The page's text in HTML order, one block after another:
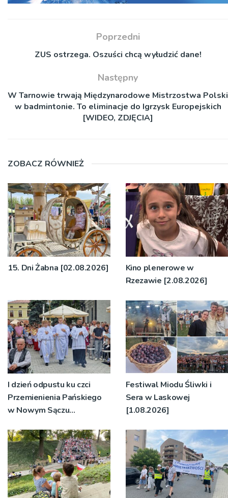
Poprzedni
ZUS ostrzega. Oszuści chcą wyłudzić dane!
Następny
W Tarnowie trwają Międzynarodowe Mistrzostwa Polski
w badmintonie. To eliminacje do Igrzysk Europejskich
[WIDEO, ZDJĘCIA]
ZOBACZ RÓWNIEŻ
15. Dni Żabna [02.08.2026]
Kino plenerowe w
Rzezawie [2.08.2026]
I dzień odpustu ku czci
Przemienienia Pańskiego
w Nowym Sączu
Festiwal Miodu Śliwki i
Sera w Laskowej
[1.08.2026]